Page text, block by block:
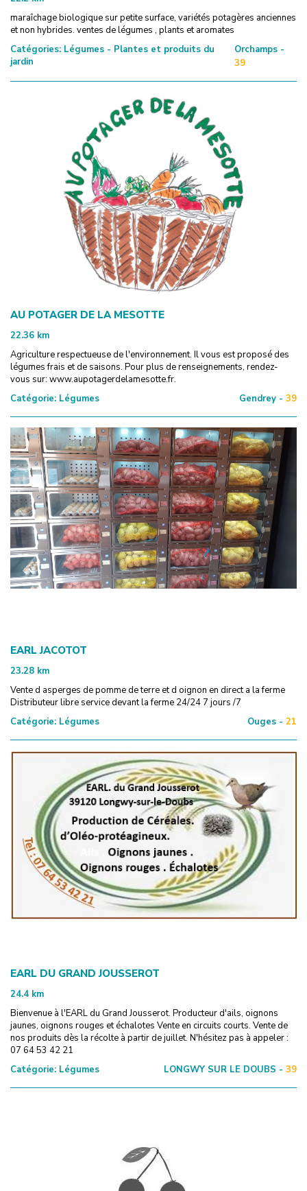
maraîchage biologique sur petite surface, variétés potagères anciennes
et non hybrides. ventes de légumes , plants et aromates
Catégories: Légumes - Plantes et produits du
jardin
Orchamps -
39
AU POTAGER DE LA MESOTTE
22.36 km
Agriculture respectueuse de l'environnement. Il vous est proposé des
légumes frais et de saisons. Pour plus de renseignements, rendez-
vous sur: www.aupotagerdelamesotte.fr.
Catégorie: Légumes Gendrey - 39
EARL JACOTOT
23.28 km
Vente d asperges de pomme de terre et d oignon en direct a la ferme
Distributeur libre service devant la ferme 24/24 7 jours /7
Catégorie: Légumes Ouges - 21
EARL DU GRAND JOUSSEROT
24.4 km
Bienvenue à l'EARL du Grand Jousserot. Producteur d'ails, oignons
jaunes, oignons rouges et échalotes Vente en circuits courts. Vente de
nos produits dès la récolte à partir de juillet. N'hésitez pas à appeler :
07 64 53 42 21
Catégorie: Légumes LONGWY SUR LE DOUBS - 39